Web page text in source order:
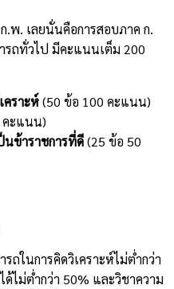
พ. เลยนั่นคือการสอบภาค ก.
รถทั่วไป มีคะแนนเต็ม 200
คราะห์(50 ข้อ 100 คะแนน)
ะแนน)
นข้าราชการที่ดี(25 ข้อ 50
ถในการคิดวิเคราะห์ไม่ต่ำกว่า
ไม่ต่ำกว่า 50% และวิชาความ